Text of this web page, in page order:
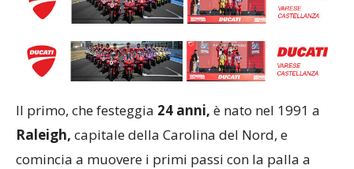
Il primo, che festeggia 24 anni, è nato nel 1991 a
Raleigh, capitale della Carolina del Nord, e
comincia a muovere i primi passi con la palla a